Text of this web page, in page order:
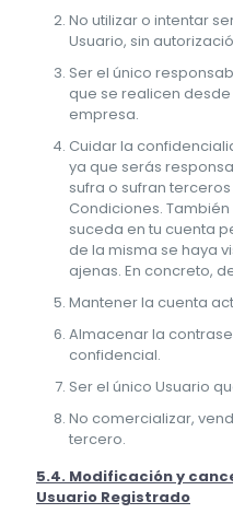
No utilizar o intentar
Usuario, sin
Ser el único
que se realicen
empresa.
Cuidar la
ya que serás
sufra o sufran
Condiciones.
suceda en tu cuenta
de la misma se haya
ajenas. En concreto,
Mantener la cuenta
Almacenar la
confidencial.
Ser el único Usuario
No comercializar,
tercero.
5.4. Modificación y
Usuario Registrado